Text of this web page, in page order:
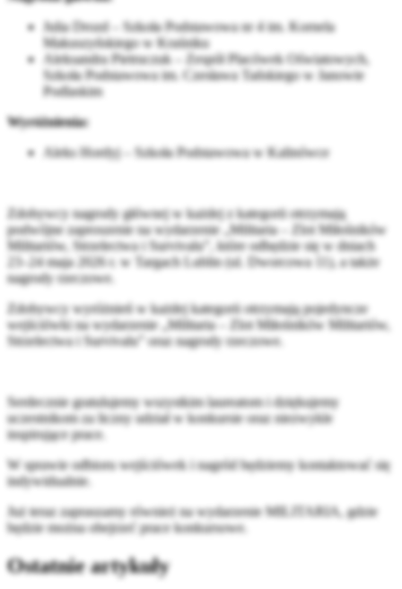
Julia Drozd – Szkoła Podstawowa nr 4 im. Kornela
Makuszyńskiego w Kraśniku
Aleksandra Pietruczuk – Zespół Placówek Oświatowych,
Szkoła Podstawowa im. Czesława Tańskiego w Janowie
Podlaskim
Wyróżnienia:
Aleks Hordyj – Szkoła Podstawowa w Kalinówce
Zdobywcy nagrody głównej w każdej z kategorii otrzymają
podwójne zaproszenie na wydarzenie „Militaria – Zlot Miłośników
Militariów, Strzelectwa i Survivalu”, które odbędzie się w dniach
23–24 maja 2026 r. w Targach Lublin (ul. Dworcowa 11), a także
nagrody rzeczowe.
Zdobywcy wyróżnień w każdej kategorii otrzymają pojedyncze
wejściówki na wydarzenie „Militaria – Zlot Miłośników Militariów,
Strzelectwa i Survivalu” oraz nagrody rzeczowe.
Serdecznie gratulujemy wszystkim laureatom i dziękujemy
uczestnikom za liczny udział w konkursie oraz niezwykle
inspirujące prace.
W sprawie odbioru wejściówek i nagród będziemy kontaktować się
indywidualnie.
Już teraz zapraszamy również na wydarzenie MILITARIA, gdzie
będzie można obejrzeć prace konkursowe.
Ostatnie artykuły